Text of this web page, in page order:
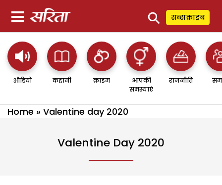
⚲ सब्सक्राइब
ऑडियो कहानी क्राइम
आपकी
समस्याएं
राजनीति
Home » Valentine day 2020
Valentine Day 2020